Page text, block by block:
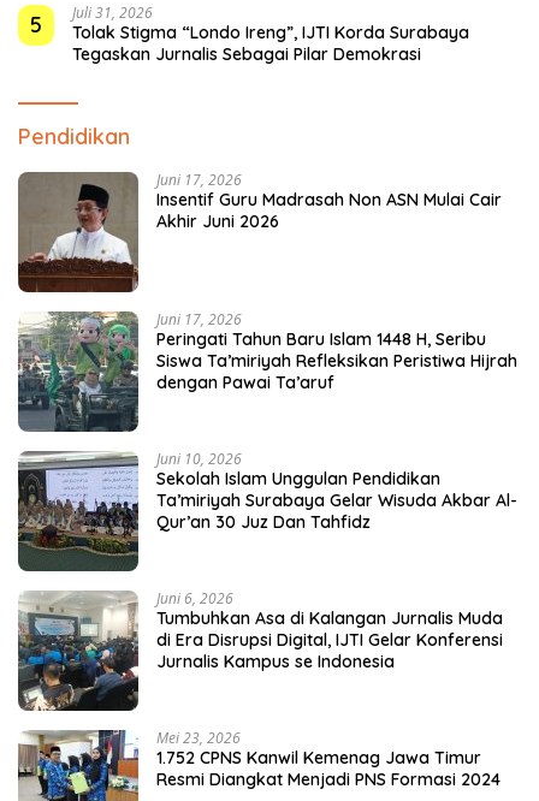
5 Juli 31, 2026
Tolak Stigma “Londo Ireng”, IJTI Korda Surabaya
Tegaskan Jurnalis Sebagai Pilar Demokrasi
Pendidikan
Juni 17, 2026
Insentif Guru Madrasah Non ASN Mulai Cair
Akhir Juni 2026
Juni 17, 2026
Peringati Tahun Baru Islam 1448 H, Seribu
Siswa Ta’miriyah Refleksikan Peristiwa Hijrah
dengan Pawai Ta’aruf
Juni 10, 2026
Sekolah Islam Unggulan Pendidikan
Ta’miriyah Surabaya Gelar Wisuda Akbar Al-
Qur’an 30 Juz Dan Tahfidz
Juni 6, 2026
Tumbuhkan Asa di Kalangan Jurnalis Muda
di Era Disrupsi Digital, IJTI Gelar Konferensi
Jurnalis Kampus se Indonesia
Mei 23, 2026
1.752 CPNS Kanwil Kemenag Jawa Timur
Resmi Diangkat Menjadi PNS Formasi 2024